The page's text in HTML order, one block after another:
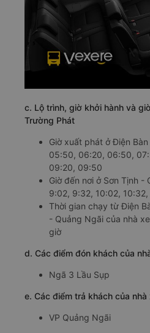
c. Lộ trình, giờ khởi hành và
Trường Phát
Giờ xuất phát ở Điện
05:50, 06:20, 06:50,
09:20, 09:50
Giờ đến nơi ở Sơn Tịnh
9:02, 9:32, 10:02, 10:32,
Thời gian chạy từ Điện
- Quảng Ngãi của nhà xe
giờ
d. Các điểm đón khách của
Ngã 3 Lầu Sụp
e. Các điểm trả khách của
VP Quảng Ngãi